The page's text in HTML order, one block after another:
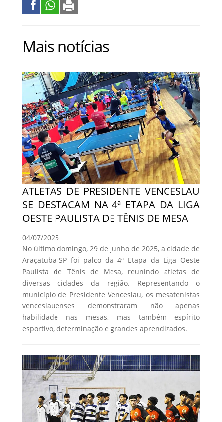
Mais notícias
ATLETAS DE PRESIDENTE VENCESLAU
SE DESTACAM NA 4ª ETAPA DA LIGA
OESTE PAULISTA DE TÊNIS DE MESA
04/07/2025
No último domingo, 29 de junho de 2025, a cidade de
Araçatuba-SP foi palco da 4ª Etapa da Liga Oeste
Paulista de Tênis de Mesa, reunindo atletas de
diversas cidades da região. Representando o
município de Presidente Venceslau, os mesatenistas
venceslauenses demonstraram não apenas
habilidade nas mesas, mas também espírito
esportivo, determinação e grandes aprendizados.